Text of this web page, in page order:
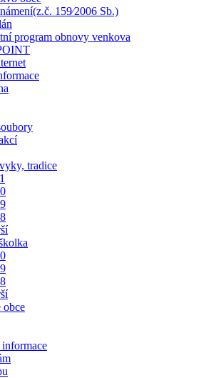
159⁄2006 Sb.)
program obnovy venkova
tradice
obce